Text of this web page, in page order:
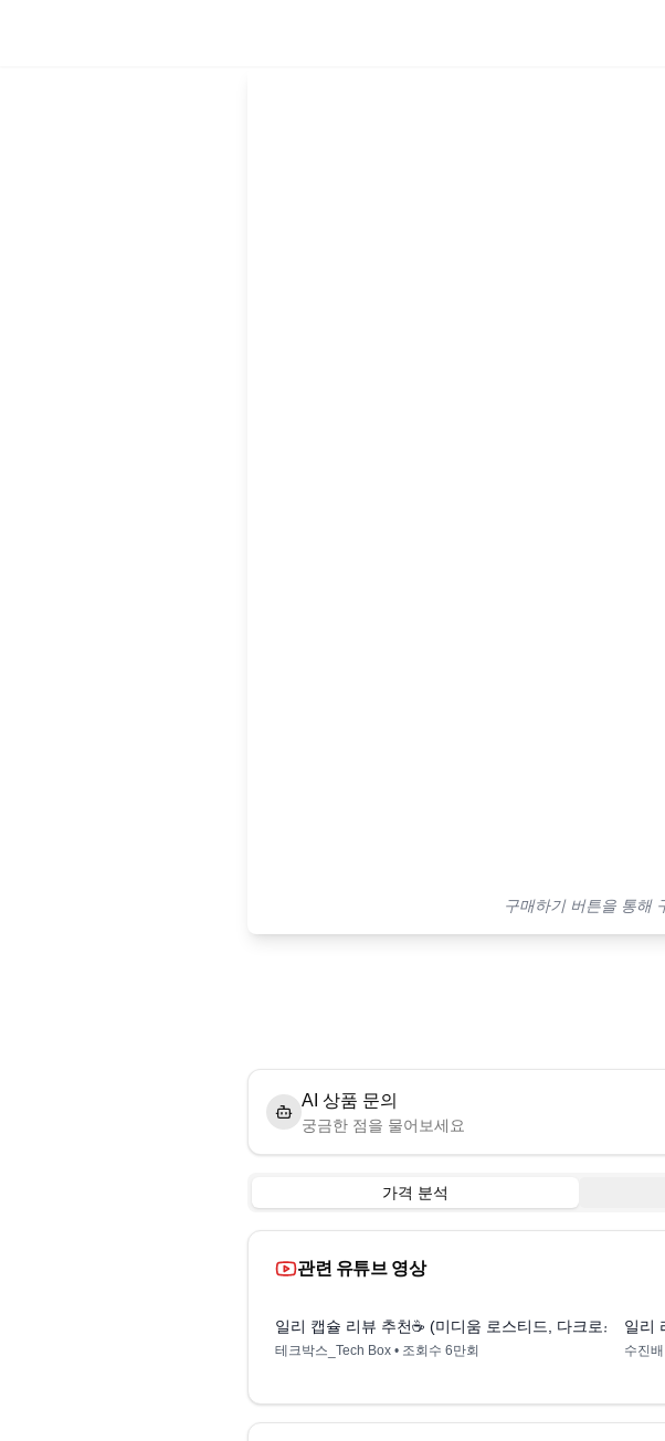
구매하기 버튼을 통해
AI 상품 문의
궁금한 점을 물어보세요
가격 분석
관련 유튜브 영상
일리 캡슐 리뷰 추천☕️ (미디움 로스티드, 다크로스티드
테크박스_Tech Box • 조회수 6만회
일리
수진